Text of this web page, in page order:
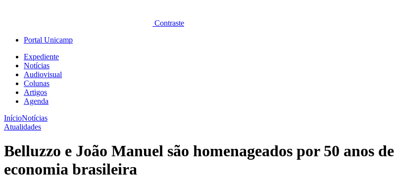
Contraste
Portal Unicamp
Expediente
Notícias
Audiovisual
Colunas
Artigos
Agenda
InícioNotícias
Atualidades
Belluzzo e João Manuel são homenageados por 50 anos
economia brasileira